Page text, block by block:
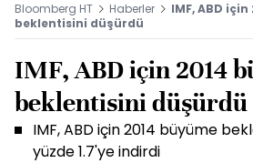
Bloomberg HT Haberler
IMF, ABD
beklentisini düşürdü
IMF, ABD için 2014
beklentisini düşürdü
IMF, ABD için 2014 büyüme
yüzde 1.7'ye indirdi